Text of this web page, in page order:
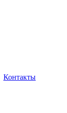
Контакты